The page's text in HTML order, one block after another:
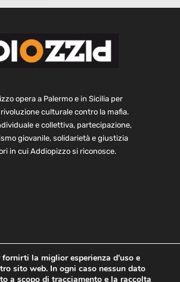
opera a Palermo e in Sicilia per
culturale contro la mafia.
e collettiva, partecipazione,
giovanile, solidarietà e giustizia
in cui Addiopizzo si riconosce.
e bilancio
Contatti
la miglior esperienza d'uso e
sito web. In ogni caso nessun dato
a scopo di tracciamento e la raccolta